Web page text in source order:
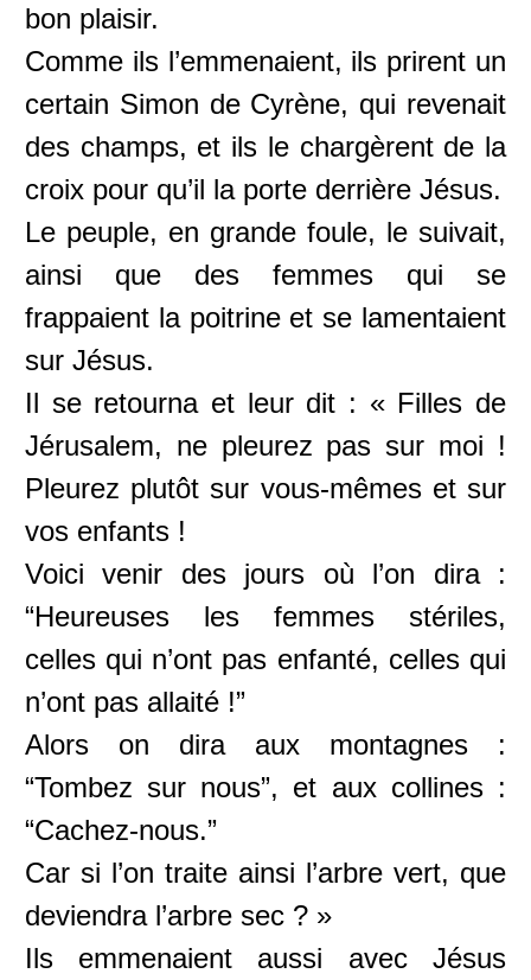
bon plaisir.
Comme ils l’emmenaient, ils prirent un
certain Simon de Cyrène, qui revenait
des champs, et ils le chargèrent de la
croix pour qu’il la porte derrière Jésus.
Le peuple, en grande foule, le suivait,
ainsi que des femmes qui se
frappaient la poitrine et se lamentaient
sur Jésus.
Il se retourna et leur dit : « Filles de
Jérusalem, ne pleurez pas sur moi !
Pleurez plutôt sur vous-mêmes et sur
vos enfants !
Voici venir des jours où l’on dira :
“Heureuses les femmes stériles,
celles qui n’ont pas enfanté, celles qui
n’ont pas allaité !”
Alors on dira aux montagnes :
“Tombez sur nous”, et aux collines :
“Cachez-nous.”
Car si l’on traite ainsi l’arbre vert, que
deviendra l’arbre sec ? »
Ils emmenaient aussi avec Jésus